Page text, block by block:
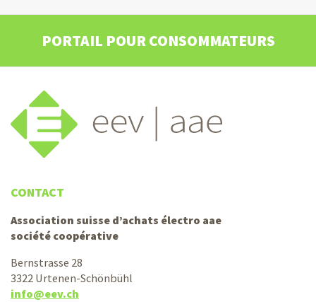
PORTAIL POUR CONSOMMATEURS
CONTACT
Association suisse d’achats électro aae
société coopérative
Bernstrasse 28
3322 Urtenen-Schönbühl
info@eev.ch